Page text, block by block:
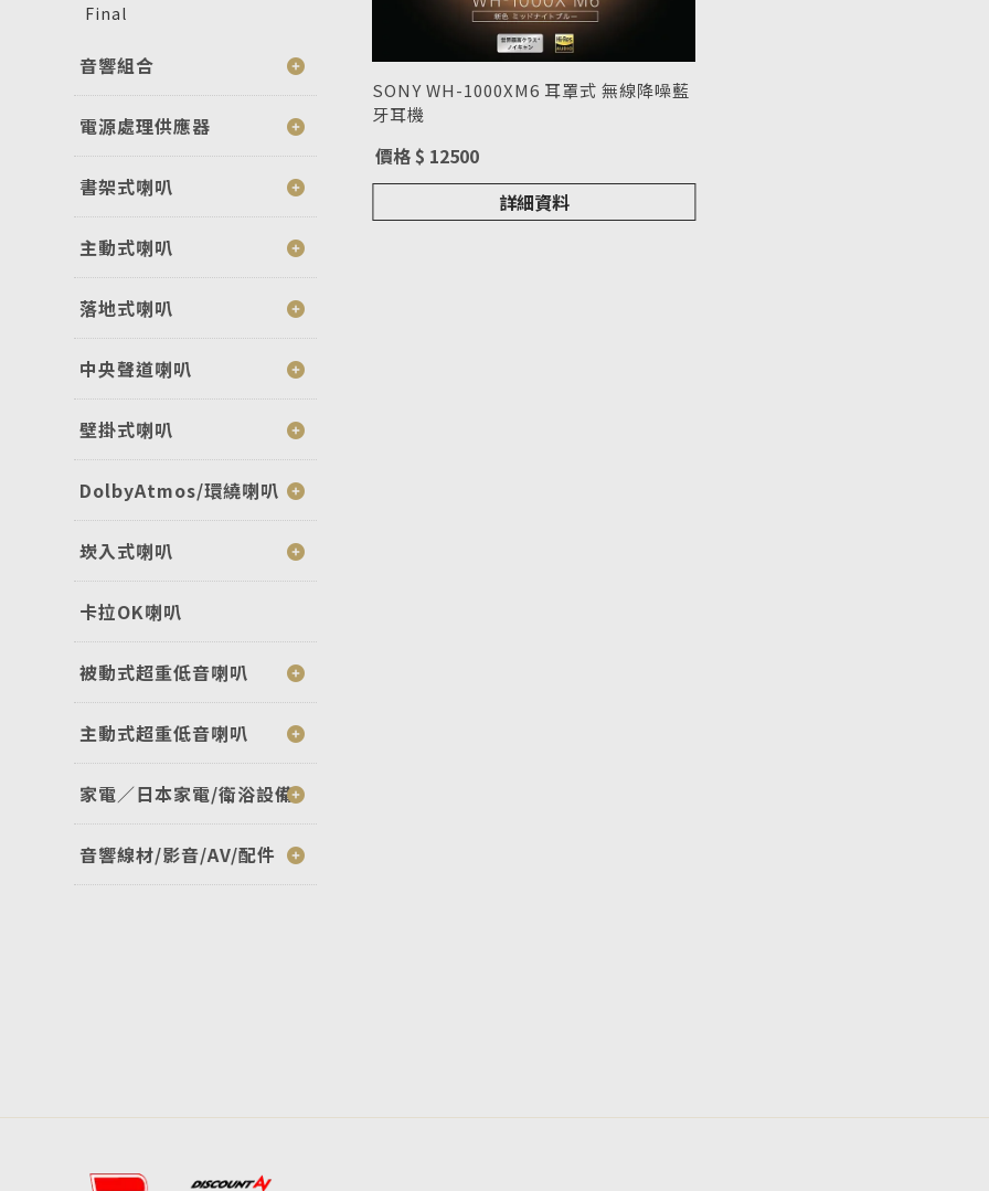
Final
音響組合
電源處理供應器
書架式喇叭
主動式喇叭
落地式喇叭
中央聲道喇叭
壁掛式喇叭
DolbyAtmos/環繞喇叭
崁入式喇叭
卡拉OK喇叭
被動式超重低音喇叭
主動式超重低音喇叭
家電／日本家電/衛浴設備
音響線材/影音/AV/配件
SONY WH-1000XM6 耳罩式 無線降噪藍
牙耳機
價格 $ 12500
詳細資料